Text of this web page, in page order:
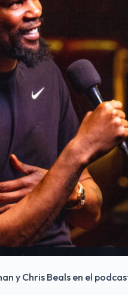
y Chris Beals en el